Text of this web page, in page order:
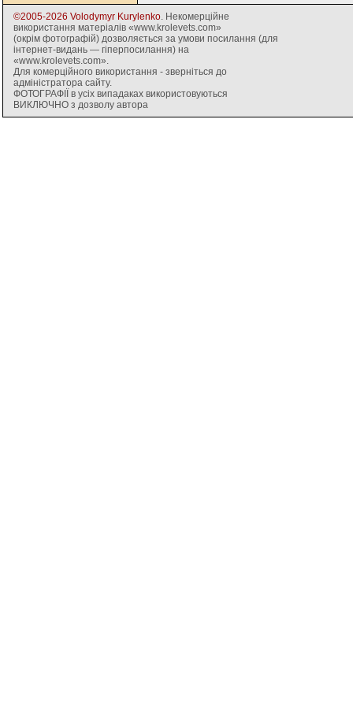
©2005-2026 Volodymyr Kurylenko . Некомерційне
використання матеріалів «www.krolevets.com»
(окрім фотографій) дозволяється за умови посилання (для
інтернет-видань — гіперпосилання) на
«www.krolevets.com».
Для комерційного використання - зверніться до
адміністратора сайту.
ФОТОГРАФІЇ в усіх випадаках використовуються
ВИКЛЮЧНО з дозволу автора